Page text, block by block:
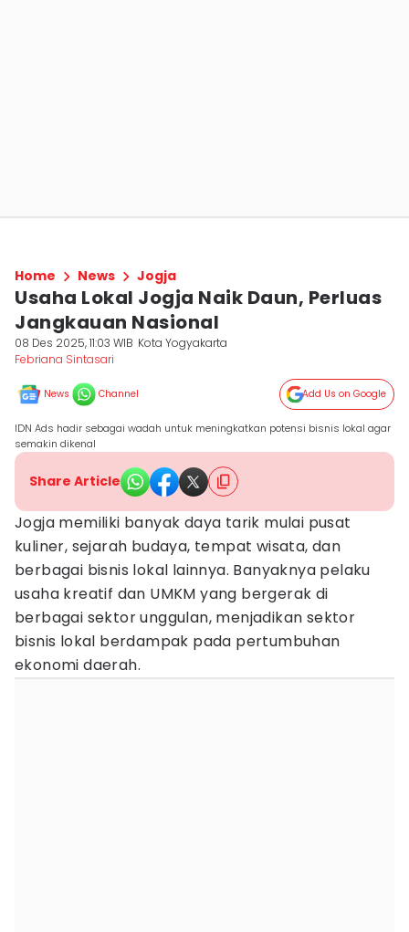
Home News Jogja
Usaha Lokal Jogja Naik Daun, Perluas
Jangkauan Nasional
08 Des 2025, 11:03 WIB Kota Yogyakarta
Febriana Sintasari
News Channel Add Us on Google
IDN Ads hadir sebagai wadah untuk meningkatkan potensi bisnis lokal agar
semakin dikenal
Share Article
Jogja memiliki banyak daya tarik mulai pusat
kuliner, sejarah budaya, tempat wisata, dan
berbagai bisnis lokal lainnya. Banyaknya pelaku
usaha kreatif dan UMKM yang bergerak di
berbagai sektor unggulan, menjadikan sektor
bisnis lokal berdampak pada pertumbuhan
ekonomi daerah.